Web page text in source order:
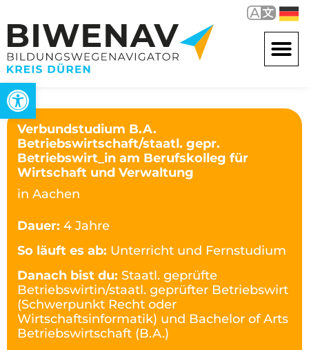
Werkzeugleiste öffnen
Verbundstudium B.A.
Betriebswirtschaft/staatl. gepr.
Betriebswirt_in am Berufskolleg für
Wirtschaft und Verwaltung
in Aachen
Dauer: 4 Jahre
So läuft es ab: Unterricht und Fernstudium
Danach bist du: Staatl. geprüfte
Betriebswirtin/staatl. geprüfter Betriebswirt
(Schwerpunkt Recht oder
Wirtschaftsinformatik) und Bachelor of Arts
Betriebswirtschaft (B.A.)